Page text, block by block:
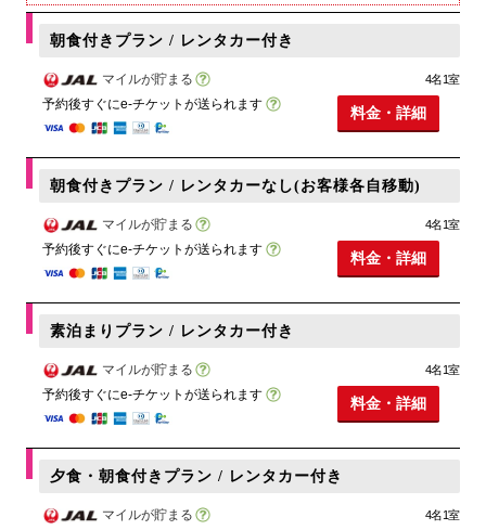
朝食付きプラン / レンタカー付き
マイルが貯まる
予約後すぐにe-チケットが送られます
4名1室
料金・詳細
朝食付きプラン / レンタカーなし(お客様各自移動)
マイルが貯まる
予約後すぐにe-チケットが送られます
4名1室
料金・詳細
素泊まりプラン / レンタカー付き
マイルが貯まる
予約後すぐにe-チケットが送られます
4名1室
料金・詳細
夕食・朝食付きプラン / レンタカー付き
マイルが貯まる
4名1室